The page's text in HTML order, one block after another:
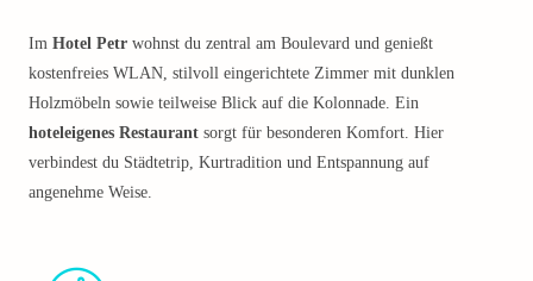
Im Hotel Petr wohnst du zentral am Boulevard und genießt
kostenfreies WLAN, stilvoll eingerichtete Zimmer mit dunklen
Holzmöbeln sowie teilweise Blick auf die Kolonnade. Ein
hoteleigenes Restaurant sorgt für besonderen Komfort. Hier
verbindest du Städtetrip, Kurtradition und Entspannung auf
angenehme Weise.